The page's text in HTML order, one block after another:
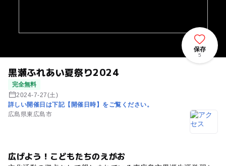
黒瀬ふれあい夏祭り2024
完全無料
2024-7-27(土)
詳しい開催日は下記【開催日時】をご覧ください。
広島県東広島市
保存
5
広げよう！こどもたちのえがお